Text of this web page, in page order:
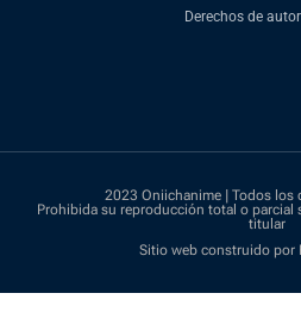
Derechos de autor
2023 Oniichanime | Todos los
Prohibida su reproducción total o parcial
titular
Sitio web construido por